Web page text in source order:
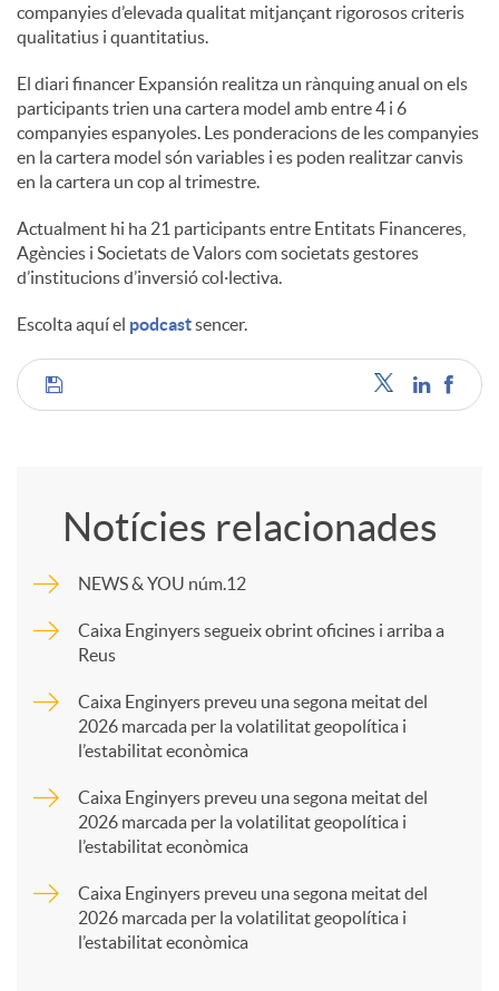
companyies d’elevada qualitat mitjançant rigorosos criteris
qualitatius i quantitatius.
El diari financer Expansión realitza un rànquing anual on els
participants trien una cartera model amb entre 4 i 6
companyies espanyoles. Les ponderacions de les companyies
en la cartera model són variables i es poden realitzar canvis
en la cartera un cop al trimestre.
Actualment hi ha 21 participants entre Entitats Financeres,
Agències i Societats de Valors com societats gestores
d’institucions d’inversió col·lectiva.
Escolta aquí el podcastsencer.
C
m
p
a
Notícies relacionades
NEWS & YOU núm.12
Caixa Enginyers segueix obrint oficines i arriba a
Reus
Caixa Enginyers preveu una segona meitat del
2026 marcada per la volatilitat geopolítica i
l’estabilitat econòmica
Caixa Enginyers preveu una segona meitat del
2026 marcada per la volatilitat geopolítica i
l’estabilitat econòmica
Caixa Enginyers preveu una segona meitat del
2026 marcada per la volatilitat geopolítica i
l’estabilitat econòmica